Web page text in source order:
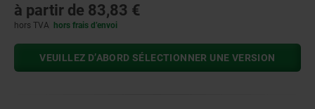
à partir de 83,83 €
hors TVA hors frais d’envoi
VEUILLEZ D’ABORD SÉLECTIONNER UNE VERSION